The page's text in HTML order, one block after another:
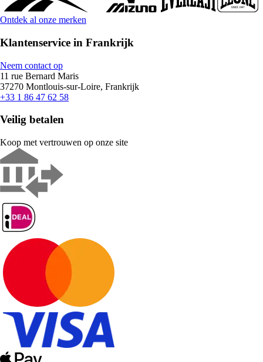
Ontdek al onze merken
Klantenservice in Frankrijk
Neem contact op
11 rue Bernard Maris
37270 Montlouis-sur-Loire, Frankrijk
+33 1 86 47 62 58
Veilig betalen
Koop met vertrouwen op onze site